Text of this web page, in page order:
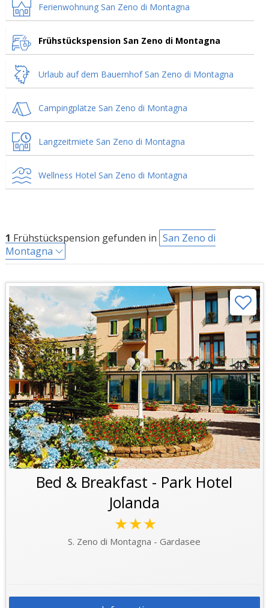
Ferienwohnung San Zeno di Montagna
Frühstückspension San Zeno di Montagna
Urlaub auf dem Bauernhof San Zeno di Montagna
Campingplätze San Zeno di Montagna
Langzeitmiete San Zeno di Montagna
Wellness Hotel San Zeno di Montagna
1 Frühstückspension gefunden in San Zeno di
Montagna
Bed & Breakfast - Park Hotel
Jolanda
★★★
S. Zeno di Montagna - Gardasee